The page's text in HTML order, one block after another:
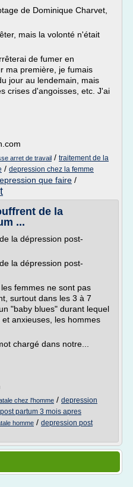
de Dominique Charvet,
mais la volonté n'était
de fumer en
ma première, je fumais
jour au lendemain, mais
crises d'angoisses, etc. J'ai
arret de travail / traitement de la
/ depression chez la femme
que faire /
de la
...
la dépression post-
la dépression post-
femmes ne sont pas
surtout dans les 3 à 7
"baby blues" durant lequel
anxieuses, les hommes
chargé dans notre...
chez l'homme / depression
partum 3 mois apres
homme / depression post